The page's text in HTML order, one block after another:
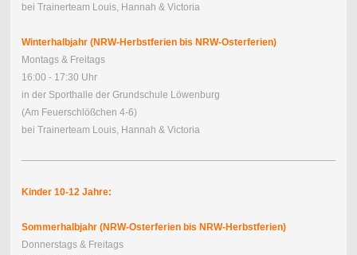
bei Trainerteam Louis, Hannah & Victoria
Winterhalbjahr (NRW-Herbstferien bis NRW-Osterferien)
Montags & Freitags
16:00 - 17:30 Uhr
in der Sporthalle der Grundschule Löwenburg
(Am Feuerschlößchen 4-6)
bei Trainerteam Louis, Hannah & Victoria
Kinder 10-12 Jahre:
Sommerhalbjahr (NRW-Osterferien bis NRW-Herbstferien)
Donnerstags & Freitags